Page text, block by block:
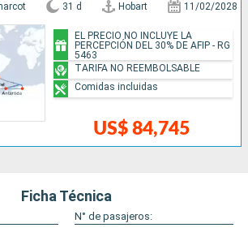
31 d Hobart 11/02/2028
US$ 84,745
EL PRECIO NO INCLUYE LA
PERCEPCIÓN DEL 30% DE AFIP - RG
5463
TARIFA NO REEMBOLSABLE
Comidas incluidas
Ficha Técnica
N° de pasajeros: